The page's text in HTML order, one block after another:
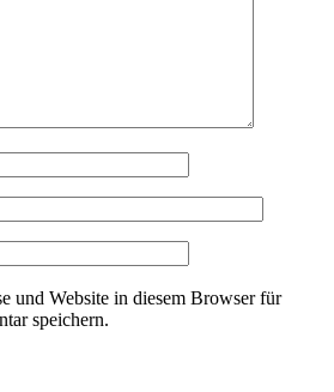
und Website in diesem Browser für
speichern.